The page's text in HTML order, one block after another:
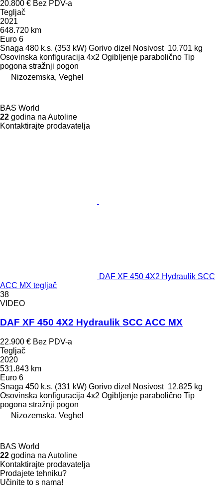
20.800 € Bez PDV-a
Tegljač
2021
648.720 km
Euro 6
Snaga 480 k.s. (353 kW) Gorivo dizel Nosivost 10.701 kg
Osovinska konfiguracija 4x2 Ogibljenje parabolično Tip
pogona stražnji pogon
Nizozemska, Veghel
BAS World
22 godina na Autoline
Kontaktirajte prodavatelja
DAF XF 450 4X2 Hydraulik SCC
ACC MX tegljač
38
VIDEO
DAF XF 450 4X2 Hydraulik SCC ACC MX
22.900 € Bez PDV-a
Tegljač
2020
531.843 km
Euro 6
Snaga 450 k.s. (331 kW) Gorivo dizel Nosivost 12.825 kg
Osovinska konfiguracija 4x2 Ogibljenje parabolično Tip
pogona stražnji pogon
Nizozemska, Veghel
BAS World
22 godina na Autoline
Kontaktirajte prodavatelja
Prodajete tehniku?
Učinite to s nama!